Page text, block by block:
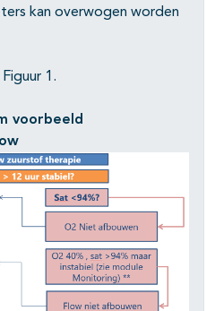
kan overwogen worden
1.
voorbeeld